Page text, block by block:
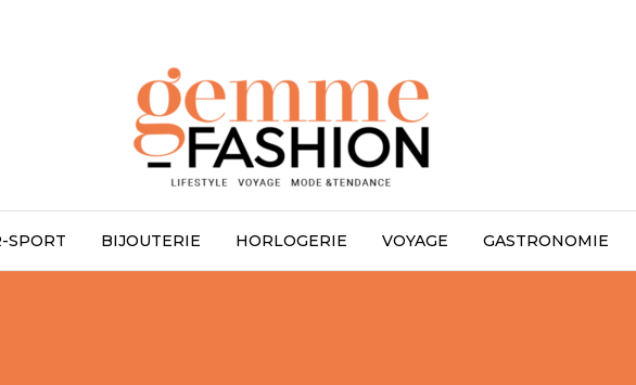
SPORT BIJOUTERIE HORLOGERIE VOYAGE GASTRONOMIE